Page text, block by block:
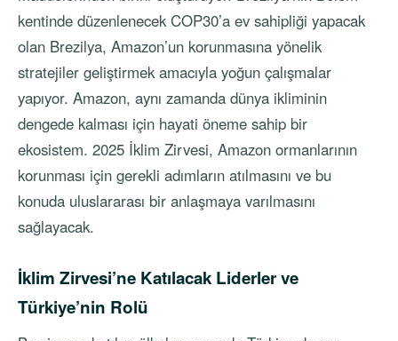
kentinde düzenlenecek COP30’a ev sahipliği yapacak
olan Brezilya, Amazon’un korunmasına yönelik
stratejiler geliştirmek amacıyla yoğun çalışmalar
yapıyor. Amazon, aynı zamanda dünya ikliminin
dengede kalması için hayati öneme sahip bir
ekosistem. 2025 İklim Zirvesi, Amazon ormanlarının
korunması için gerekli adımların atılmasını ve bu
konuda uluslararası bir anlaşmaya varılmasını
sağlayacak.
İklim Zirvesi’ne Katılacak Liderler ve
Türkiye’nin Rolü